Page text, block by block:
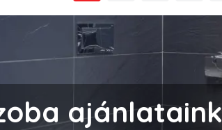
ajánlataink